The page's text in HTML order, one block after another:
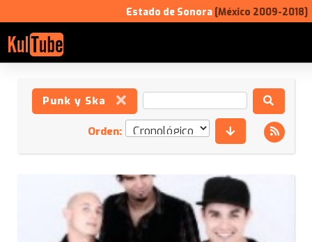
Estado de Sonora [México 2009-2018]
Punk y Ska
Orden: